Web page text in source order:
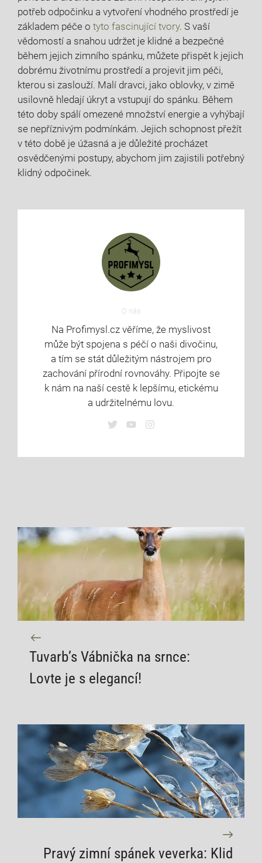
potřeb odpočinku a vytvoření vhodného prostředí je
základem péče o tyto fascinující tvory. S vaší
vědomostí a snahou udržet je klidné a bezpečné
během jejich zimního spánku, můžete přispět k jejich
dobrému životnímu prostředí a projevit jim péči,
kterou si zaslouží. Malí dravci, jako oblovky, v zimě
usilovně hledají úkryt a vstupují do spánku. Během
této doby spálí omezené množství energie a vyhýbají
se nepříznivým podmínkám. Jejich schopnost přežít
v této době je úžasná a je důležité procházet
osvědčenými postupy, abychom jim zajistili potřebný
klidný odpočinek.
O nás
Na Profimysl.cz věříme, že myslivost
může být spojena s péčí o naši divočinu,
a tím se stát důležitým nástrojem pro
zachování přírodní rovnováhy. Připojte se
k nám na naší cestě k lepšímu, etickému
a udržitelnému lovu.
Tuvarb’s Vábnička na srnce:
Lovte je s elegancí!
Pravý zimní spánek veverka: Klid